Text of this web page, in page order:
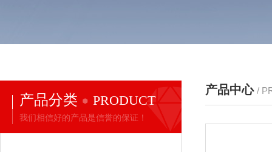
产品分类 PRODUCT
我们相信好的产品是信誉的保证！
产品中心 /